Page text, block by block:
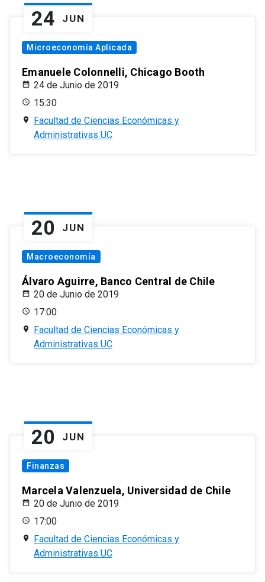
24 JUN
Microeconomía Aplicada
Emanuele Colonnelli, Chicago Booth
24 de Junio de 2019
15:30
Facultad de Ciencias Económicas y
Administrativas UC
20 JUN
Macroeconomía
Álvaro Aguirre, Banco Central de Chile
20 de Junio de 2019
17:00
Facultad de Ciencias Económicas y
Administrativas UC
20 JUN
Finanzas
Marcela Valenzuela, Universidad de Chile
20 de Junio de 2019
17:00
Facultad de Ciencias Económicas y
Administrativas UC